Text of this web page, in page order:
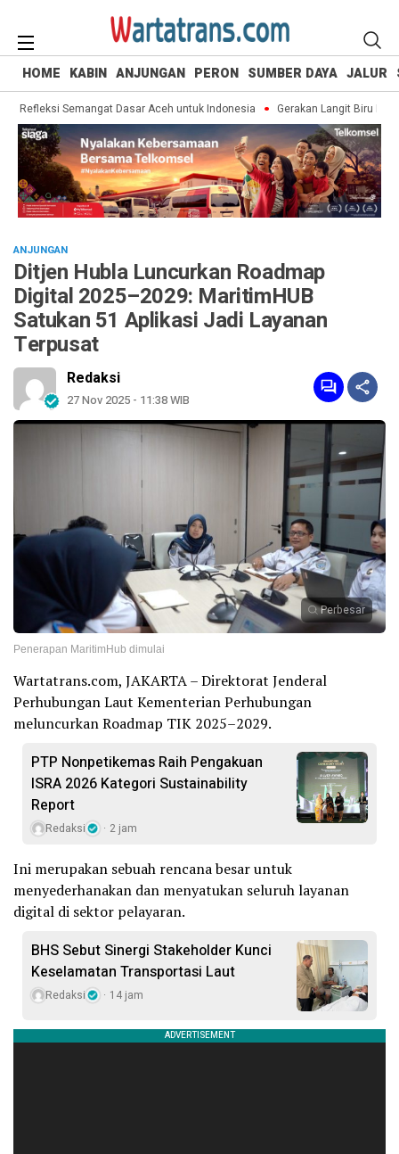
HOME KABIN ANJUNGAN PERON SUMBER DAYA JALUR
Semangat Dasar Aceh untuk Indonesia Gerakan Langit Biru
ANJUNGAN
Ditjen Hubla Luncurkan Roadmap
Digital 2025–2029: MaritimHUB
Satukan 51 Aplikasi Jadi Layanan
Terpusat
Redaksi
27 Nov 2025 - 11:38 WIB
Perbesar
Penerapan MaritimHub dimulai
Wartatrans.com, JAKARTA – Direktorat Jenderal
Perhubungan Laut Kementerian Perhubungan
meluncurkan Roadmap TIK 2025–2029.
PTP Nonpetikemas Raih Pengakuan
ISRA 2026 Kategori Sustainability
Report
Redaksi 2 jam
Ini merupakan sebuah rencana besar untuk
menyederhanakan dan menyatukan seluruh layanan
digital di sektor pelayaran.
BHS Sebut Sinergi Stakeholder Kunci
Keselamatan Transportasi Laut
Redaksi 14 jam